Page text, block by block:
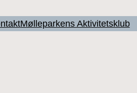
Mølleparkens Aktivitetsklub